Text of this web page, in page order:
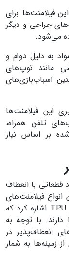
فیلامنت‌ها برای
جراحی و دیگر
می‌شود.
به دلیل دوام و
مانند توپ‌های
اسباب‌بازی‌های
این فیلامنت‌ها
تلفن همراه،
بر اساس نیاز
قطعاتی با انعطاف
انواع فیلامنت‌های
انعطاف‌پذیر می‌توان به PLA، TPE، TPC و TPU اشاره کرد که
با توجه به
انعطاف‌پذیر در
زمینه‌ها به شمار